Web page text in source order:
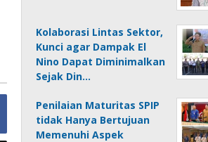
Kolaborasi Lintas Sektor,
Kunci agar Dampak El
Nino Dapat Diminimalkan
Sejak Din…
Penilaian Maturitas SPIP
tidak Hanya Bertujuan
Memenuhi Aspek